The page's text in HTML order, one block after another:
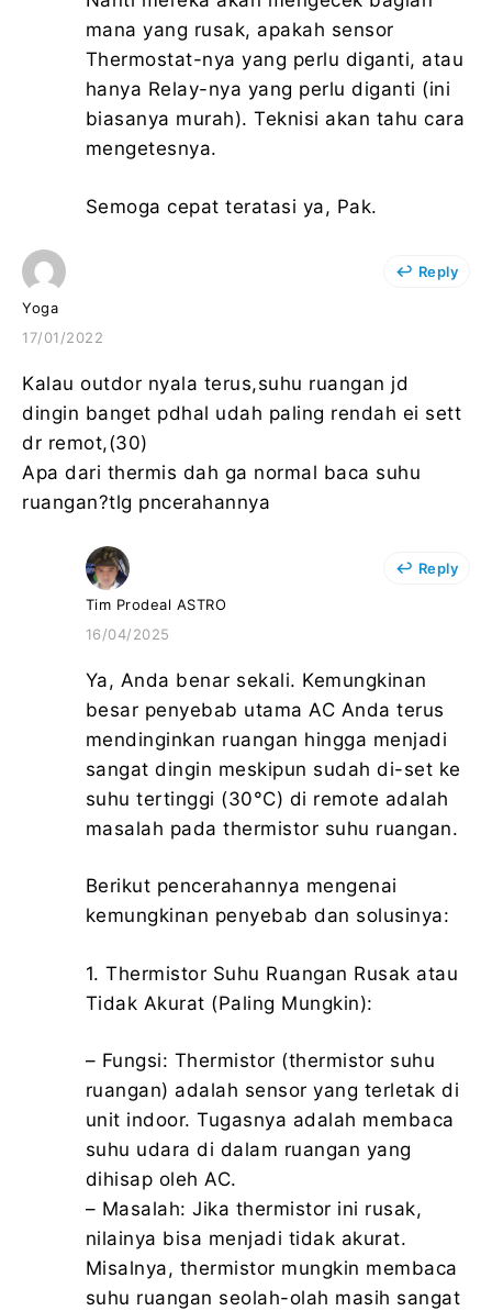
mana yang rusak, apakah sensor
Thermostat-nya yang perlu diganti, atau
hanya Relay-nya yang perlu diganti (ini
biasanya murah). Teknisi akan tahu cara
mengetesnya.
Semoga cepat teratasi ya, Pak.
Yoga
17/01/2022
Kalau outdor nyala terus,suhu ruangan jd
dingin banget pdhal udah paling rendah ei sett
dr remot,(30)
Apa dari thermis dah ga normal baca suhu
ruangan?tlg pncerahannya
Reply
Tim Prodeal ASTRO
16/04/2025
Ya, Anda benar sekali. Kemungkinan
besar penyebab utama AC Anda terus
mendinginkan ruangan hingga menjadi
sangat dingin meskipun sudah di-set ke
suhu tertinggi (30°C) di remote adalah
masalah pada thermistor suhu ruangan.
Berikut pencerahannya mengenai
kemungkinan penyebab dan solusinya:
1. Thermistor Suhu Ruangan Rusak atau
Tidak Akurat (Paling Mungkin):
– Fungsi: Thermistor (thermistor suhu
ruangan) adalah sensor yang terletak di
unit indoor. Tugasnya adalah membaca
suhu udara di dalam ruangan yang
dihisap oleh AC.
– Masalah: Jika thermistor ini rusak,
nilainya bisa menjadi tidak akurat.
Misalnya, thermistor mungkin membaca
suhu ruangan seolah-olah masih sangat
Reply